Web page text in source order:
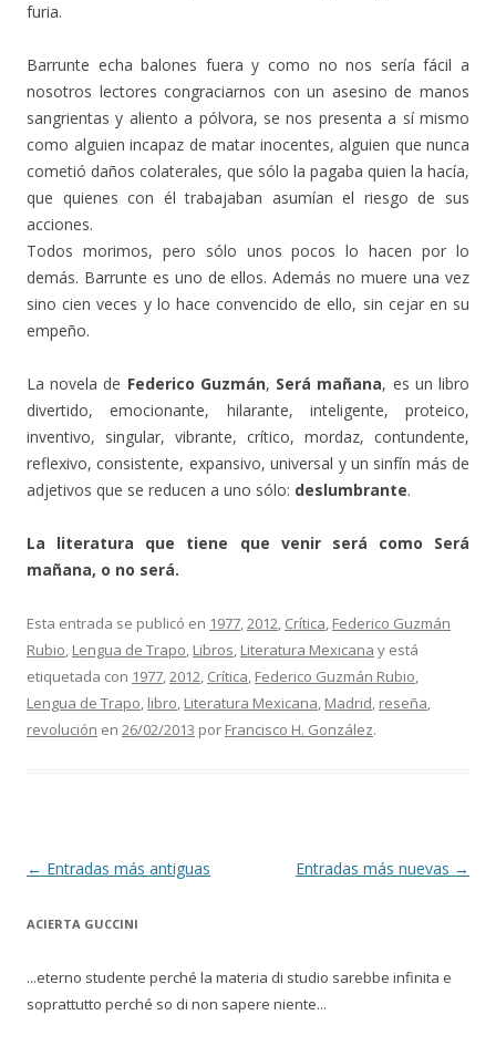
furia.
Barrunte echa balones fuera y como no nos sería fácil a
nosotros lectores congraciarnos con un asesino de manos
sangrientas y aliento a pólvora, se nos presenta a sí mismo
como alguien incapaz de matar inocentes, alguien que nunca
cometió daños colaterales, que sólo la pagaba quien la hacía,
que quienes con él trabajaban asumían el riesgo de sus
acciones.
Todos morimos, pero sólo unos pocos lo hacen por lo
demás. Barrunte es uno de ellos. Además no muere una vez
sino cien veces y lo hace convencido de ello, sin cejar en su
empeño.
La novela de Federico Guzmán, Será mañana, es un libro
divertido, emocionante, hilarante, inteligente, proteico,
inventivo, singular, vibrante, crítico, mordaz, contundente,
reflexivo, consistente, expansivo, universal y un sinfín más de
adjetivos que se reducen a uno sólo: deslumbrante.
La literatura que tiene que venir será como Será
mañana, o no será.
Esta entrada se publicó en 1977,2012, Crítica, Federico Guzmán
Rubio, Lengua de Trapo, Libros, Literatura Mexicana y está
etiquetada con 1977,2012, Crítica, Federico Guzmán Rubio,
Lengua de Trapo, libro, Literatura Mexicana, Madrid, reseña,
revolución en 26/02/2013 por Francisco H. González.
Navegación de entradas
← Entradas más antiguas Entradas más nuevas →
ACIERTA GUCCINI
...eterno studente perché la materia di studio sarebbe infinita e
soprattutto perché so di non sapere niente...